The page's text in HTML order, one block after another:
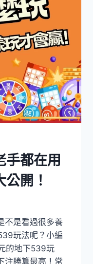
手都在用
開！
不是看過很多養
玩法呢？小編
的地下539玩
注勝算最高！常